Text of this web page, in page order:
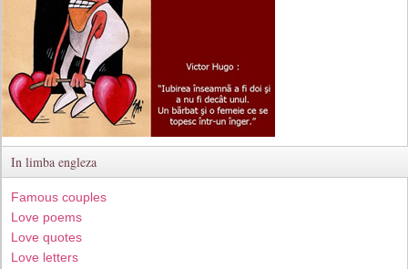
In limba engleza
Famous couples
Love poems
Love quotes
Love letters